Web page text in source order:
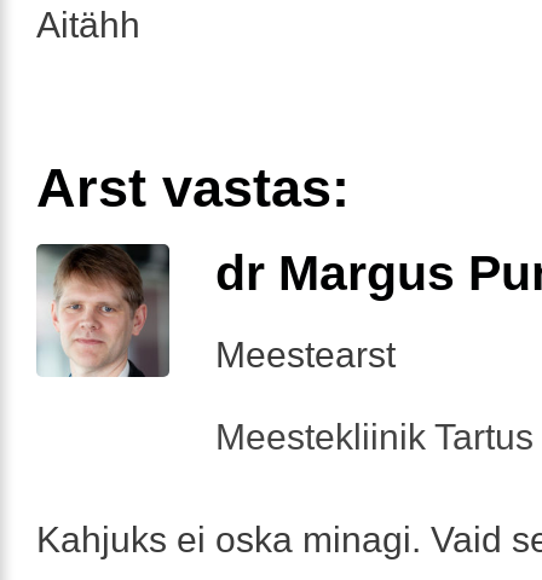
Aitähh
Arst vastas:
dr Margus
Meestearst
Meestekliinik
Kahjuks ei oska minagi. Vaid